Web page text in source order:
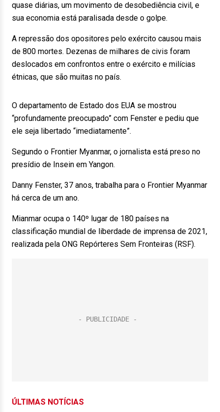
quase diárias, um movimento de desobediência civil, e
sua economia está paralisada desde o golpe.
A repressão dos opositores pelo exército causou mais
de 800 mortes. Dezenas de milhares de civis foram
deslocados em confrontos entre o exército e milícias
étnicas, que são muitas no país.
O departamento de Estado dos EUA se mostrou
“profundamente preocupado” com Fenster e pediu que
ele seja libertado “imediatamente”.
Segundo o Frontier Myanmar, o jornalista está preso no
presídio de Insein em Yangon.
Danny Fenster, 37 anos, trabalha para o Frontier Myanmar
há cerca de um ano.
Mianmar ocupa o 140º lugar de 180 países na
classificação mundial de liberdade de imprensa de 2021,
realizada pela ONG Repórteres Sem Fronteiras (RSF).